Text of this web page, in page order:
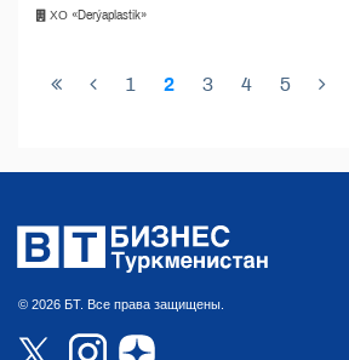
ХО «Derýaplastik»
1 2 3 4 5
© 2026 БТ. Все права защищены.